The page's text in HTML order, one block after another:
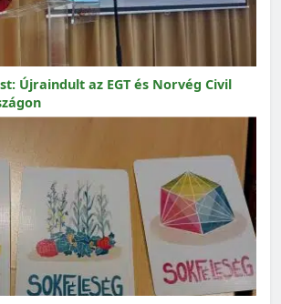
Újraindult az EGT és Norvég Civil